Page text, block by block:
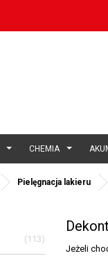
CHEMIA
Pielęgnacja lakieru
113
Jeżeli